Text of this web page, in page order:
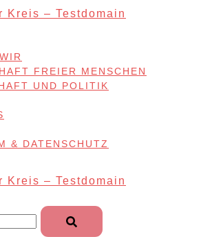
FREIER MENSCHEN
UND POLITIK
& DATENSCHUTZ